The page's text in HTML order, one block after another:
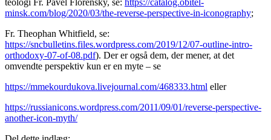
teologi Fr. Pavel Florensky, se: https://catalog.obitel-
minsk.com/blog/2020/03/the-reverse-perspective-in-iconography;
Fr. Theophan Whitfield, se:
https://sncbulletins.files.wordpress.com/2019/12/07-outline-intro-
orthodoxy-07-of-08.pdf). Der er også dem, der mener, at det
omvendte perspektiv kun er en myte – se
https://mmekourdukova.livejournal.com/468333.html eller
https://russianicons.wordpress.com/2011/09/01/reverse-perspective-
another-icon-myth/